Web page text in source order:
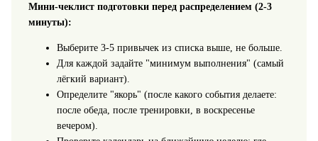
Мини‑чеклист подготовки перед распределением (2-3
минуты):
Выберите 3-5 привычек из списка выше, не больше.
Для каждой задайте "минимум выполнения" (самый
лёгкий вариант).
Определите "якорь" (после какого события делаете:
после обеда, после тренировки, в воскресенье
вечером).